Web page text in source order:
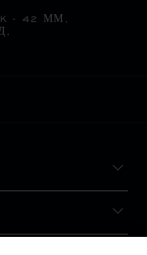
- 42 ММ,
СТРАНУ)